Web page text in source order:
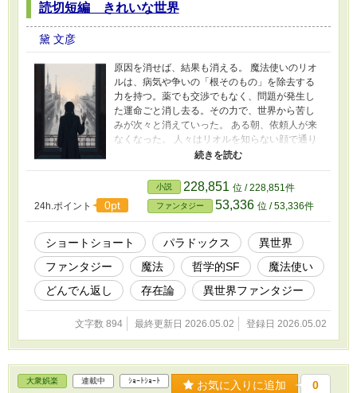
読切短編 きれいな世界
黛 文彦
原因を消せば、結果も消える。 魔法使いのリオ
ルは、病気や争いの「根そのもの」を除去する
力を持つ。薬でも交渉でもなく、問題が発生し
た運命ごと消し去る。その力で、世界から苦し
みが次々と消えていった。 ある朝、依頼人が来
なくなった。 人々はリオルを知らない顔で通り
過ぎる。「魔法使い」という言葉すら通じな
い。自分は鏡に映っている。存在はしている。
なのに、何かが根本から欠けている。 問題がな
ければ魔法使いは要らない。魔法使いが要らな
ければ、魔法使いが生まれた原因も要らない
—— 論理の果てで、リオルは窓の外を見る。 争
いも、病も、飢えもない、きれいな世界を。 こ
れは救済の話か。消去の話か。
24h.ポイント 0pt
小説 228,851 位 / 228,851件
ファンタジー 53,336 位 / 53,336件
ショートショート パラドックス
異世界
ファンタジー
魔法 哲学的SF
魔法使い
どんでん返し
存在論 異世界ファンタジー
文字数 894 最終更新日 2026.05.02 登録日 2026.05.02
大衆娯楽 連載中 ｼｮｰﾄｼｮｰﾄ お気に入りに追加 0